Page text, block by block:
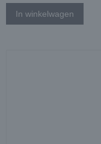
In winkelwagen